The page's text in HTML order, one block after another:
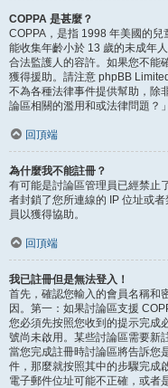
COPPA 是甚麼？
COPPA，是指 1998 年美國的
能收集年齡小於 13 歲的未成年
合法監護人的容許。如果您不能
獲得援助。請注意 phpBB
不為各種法律事件提供幫助，除
論區相關的濫用和或法律問題？」
回頂端
為什麼我不能註冊？
有可能是討論區管理員已經禁止
者封鎖了您所連線的 IP 位址或
員以獲得協助。
回頂端
我已註冊但是無法登入！
首先，確認您輸入的會員名稱和
因。第一：如果討論區支援
您必須先按照您收到的提示完成
號尚未啟用。某些討論區需要新
當您完成註冊時討論區將告訴您
件，那麼就按照其中的步驟完成
電子郵件位址可能不正確，或者